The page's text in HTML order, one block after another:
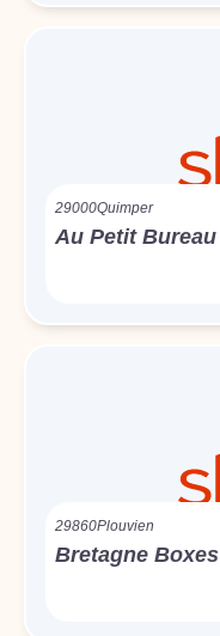
29000Quimper
Au Petit Bureau
29860Plouvien
Bretagne Boxes